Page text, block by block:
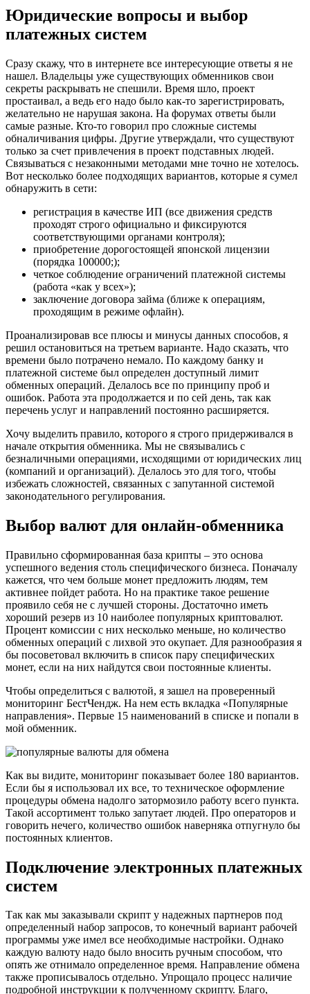
Юридические вопросы и выбор
платежных систем
Сразу скажу, что в интернете все интересующие ответы я не
нашел. Владельцы уже существующих обменников свои
секреты раскрывать не спешили. Время шло, проект
простаивал, а ведь его надо было как-то зарегистрировать,
желательно не нарушая закона. На форумах ответы были
самые разные. Кто-то говорил про сложные системы
обналичивания цифры. Другие утверждали, что существуют
только за счет привлечения в проект подставных людей.
Связываться с незаконными методами мне точно не хотелось.
Вот несколько более подходящих вариантов, которые я сумел
обнаружить в сети:
регистрация в качестве ИП (все движения средств
проходят строго официально и фиксируются
соответствующими органами контроля);
приобретение дорогостоящей японской лицензии
(порядка 100000;);
четкое соблюдение ограничений платежной системы
(работа «как у всех»);
заключение договора займа (ближе к операциям,
проходящим в режиме офлайн).
Проанализировав все плюсы и минусы данных способов, я
решил остановиться на третьем варианте. Надо сказать, что
времени было потрачено немало. По каждому банку и
платежной системе был определен доступный лимит
обменных операций. Делалось все по принципу проб и
ошибок. Работа эта продолжается и по сей день, так как
перечень услуг и направлений постоянно расширяется.
Хочу выделить правило, которого я строго придерживался в
начале открытия обменника. Мы не связывались с
безналичными операциями, исходящими от юридических лиц
(компаний и организаций). Делалось это для того, чтобы
избежать сложностей, связанных с запутанной системой
законодательного регулирования.
Выбор валют для онлайн-обменника
Правильно сформированная база крипты – это основа
успешного ведения столь специфического бизнеса. Поначалу
кажется, что чем больше монет предложить людям, тем
активнее пойдет работа. Но на практике такое решение
проявило себя не с лучшей стороны. Достаточно иметь
хороший резерв из 10 наиболее популярных криптовалют.
Процент комиссии с них несколько меньше, но количество
обменных операций с лихвой это окупает. Для разнообразия я
бы посоветовал включить в список пару специфических
монет, если на них найдутся свои постоянные клиенты.
Чтобы определиться с валютой, я зашел на проверенный
мониторинг БестЧендж. На нем есть вкладка «Популярные
направления». Первые 15 наименований в списке и попали в
мой обменник.
Как вы видите, мониторинг показывает более 180 вариантов.
Если бы я использовал их все, то техническое оформление
процедуры обмена надолго затормозило работу всего пункта.
Такой ассортимент только запутает людей. Про операторов и
говорить нечего, количество ошибок наверняка отпугнуло бы
постоянных клиентов.
Подключение электронных платежных
систем
Так как мы заказывали скрипт у надежных партнеров под
определенный набор запросов, то конечный вариант рабочей
программы уже имел все необходимые настройки. Однако
каждую валюту надо было вносить ручным способом, что
опять же отнимало определенное время. Направление обмена
также прописывалось отдельно. Упрощало процесс наличие
подробной инструкции к полученному скрипту. Благо,